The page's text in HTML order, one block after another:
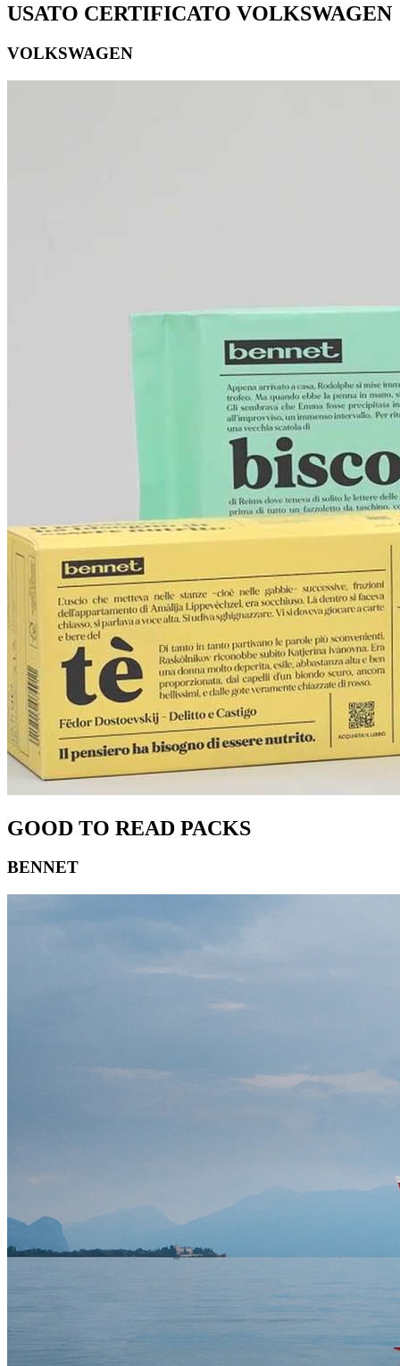
USATO CERTIFICATO VOLKSWAGEN
VOLKSWAGEN
GOOD TO READ PACKS
BENNET